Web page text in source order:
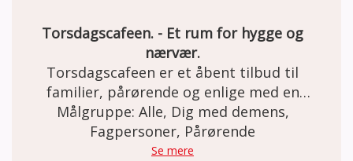
Torsdagscafeen. - Et rum for hygge og
nærvær.
Torsdagscafeen er et åbent tilbud til
familier, pårørende og enlige med en
demenssygdom samt efterlevere fra hele
Nordsjælland. Det er gratis at deltage. Man
behøver ikke være medlem af foreningen for
Målgruppe: Alle, Dig med demens,
Fagpersoner, Pårørende
Se mere